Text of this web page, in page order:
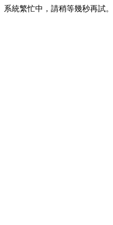
系統繁忙中，請稍等幾秒再試。